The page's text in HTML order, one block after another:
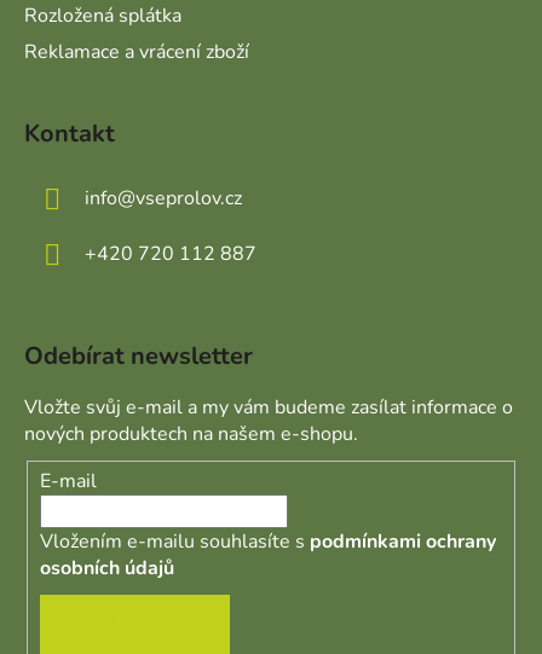
Rozložená splátka
Reklamace a vrácení zboží
Kontakt
info@vseprolov.cz
+420 720 112 887
Odebírat newsletter
Vložte svůj e-mail a my vám budeme zasílat informace o
nových produktech na našem e-shopu.
E-mail
Vložením e-mailu souhlasíte s podmínkami ochrany
osobních údajů